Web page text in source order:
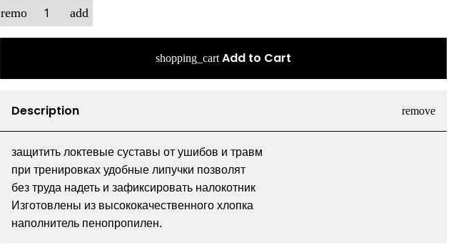
remove
add
shopping_cart Add to Cart
Description
защитить локтевые суставы от ушибов и травм
при тренировках удобные липучки позволят
без труда надеть и зафиксировать налокотник
Изготовлены из высококачественного хлопка
наполнитель пенопропилен.